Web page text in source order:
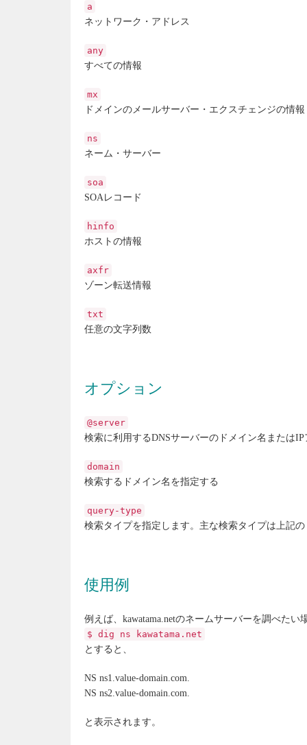
a
ネットワーク・アドレス
any
すべての情報
mx
ドメインのメールサーバー・エクスチェンジの情報
ns
ネーム・サーバー
soa
SOAレコード
hinfo
ホストの情報
axfr
ゾーン転送情報
txt
任意の文字列数
オプション
@server
検索に利用するDNSサーバーのドメイン名または
domain
検索するドメイン名を指定する
query-type
検索タイプを指定します。主な検索タイプは上記
使用例
例えば、kawatama.netのネームサーバーを調べたい
$ dig ns kawatama.net
とすると、
NS ns1.value-domain.com.
NS ns2.value-domain.com.
と表示されます。